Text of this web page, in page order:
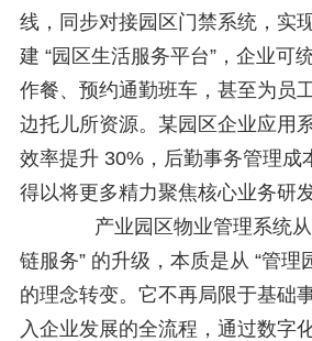
线，同步对接园区门禁系统，实
建 “园区生活服务平台”，企业可
作餐、预约通勤班车，甚至为员
边托儿所资源。某园区企业应用
效率提升 30%，后勤事务管理成
得以将更多精力聚焦核心业务研
产业园区物业管理系统从
链服务” 的升级，本质是从 “管理
的理念转变。它不再局限于基础
入企业发展的全流程，通过数字